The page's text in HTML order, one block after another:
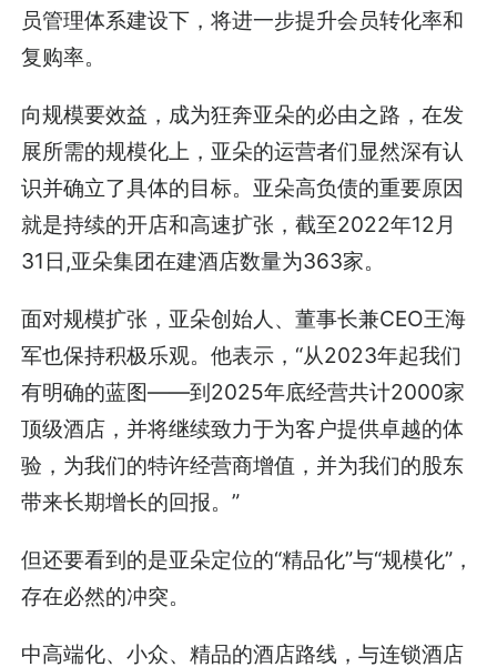
员管理体系建设下，将进一步提升会员转化率和
复购率。
向规模要效益，成为狂奔亚朵的必由之路，在发
展所需的规模化上，亚朵的运营者们显然深有认
识并确立了具体的目标。亚朵高负债的重要原因
就是持续的开店和高速扩张，截至2022年12月
31日,亚朵集团在建酒店数量为363家。
面对规模扩张，亚朵创始人、董事长兼CEO王海
军也保持积极乐观。他表示，“从2023年起我们
有明确的蓝图——到2025年底经营共计2000家
顶级酒店，并将继续致力于为客户提供卓越的体
验，为我们的特许经营商增值，并为我们的股东
带来长期增长的回报。”
但还要看到的是亚朵定位的“精品化”与“规模化”，
存在必然的冲突。
中高端化、小众、精品的酒店路线，与连锁酒店